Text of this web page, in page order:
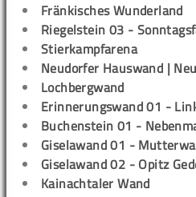
Fränkisches Wunderland
Riegelstein 03 -
Stierkampfarena
Neudorfer Hauswand |
Lochbergwand
Erinnerungswand 01 -
Buchenstein 01 -
Giselawand 01 -
Giselawand 02 - Opitz
Kainachtaler Wand